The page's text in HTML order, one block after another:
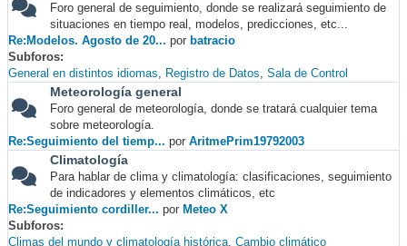
Foro general de seguimiento, donde se realizará seguimiento de
situaciones en tiempo real, modelos, predicciones, etc...
Re:Modelos. Agosto de 20... por batracio
Subforos
General en distintos idiomas
Registro de Datos Sala de Control
Meteorología general
Foro general de meteorología, donde se tratará cualquier tema
sobre meteorología.
Re:Seguimiento del tiemp... por AritmePrim19792003
Climatología
Para hablar de clima y climatología: clasificaciones, seguimiento
de indicadores y elementos climáticos, etc
Re:Seguimiento cordiller... por Meteo X
Subforos
Climas del mundo y climatología histórica Cambio climático